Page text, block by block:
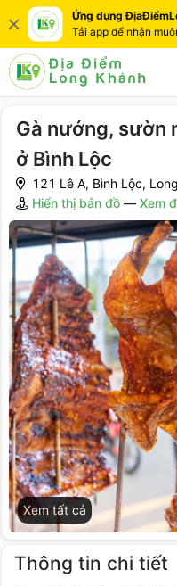
Ứng dụng
Tải app để nhận
Gà nướng, sườn
ở Bình Lộc
121 Lê A, Bình Lộc,
Hiển thị bản đồ — Xem
Xem tất cả
Thông tin chi tiết